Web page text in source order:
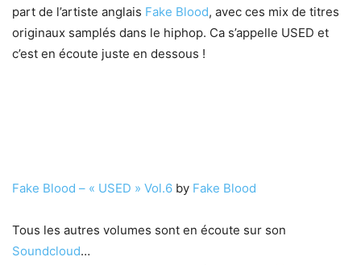
part de l’artiste anglais Fake Blood, avec ces mix de titres
originaux samplés dans le hiphop. Ca s’appelle USED et
c’est en écoute juste en dessous !
Fake Blood – « USED » Vol.6 by Fake Blood
Tous les autres volumes sont en écoute sur son
Soundcloud…